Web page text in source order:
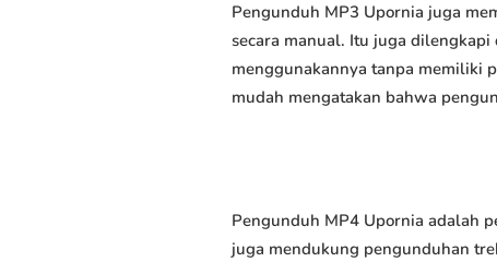
Pengunduh MP3 Upornia juga
secara manual. Itu juga
menggunakannya tanpa memiliki
mudah mengatakan bahwa
Pengunduh MP4 Upornia adalah
juga mendukung pengunduhan